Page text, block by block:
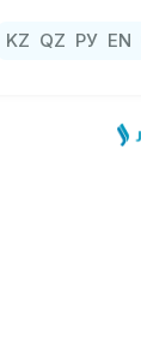
KZ QZ РУ EN